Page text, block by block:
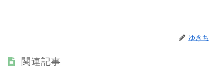
ゆきち
関連記事